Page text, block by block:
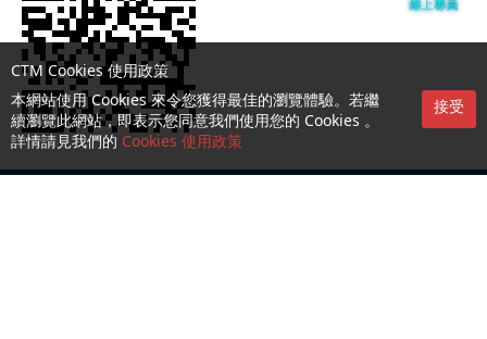
CTM Cookies 使用政策
本網站使用 Cookies 來令您獲得最佳的瀏覽體驗。若繼
續瀏覽此網站，即表示您同意我們使用您的 Cookies 。
詳情請見我們的 Cookies 使用政策
接受